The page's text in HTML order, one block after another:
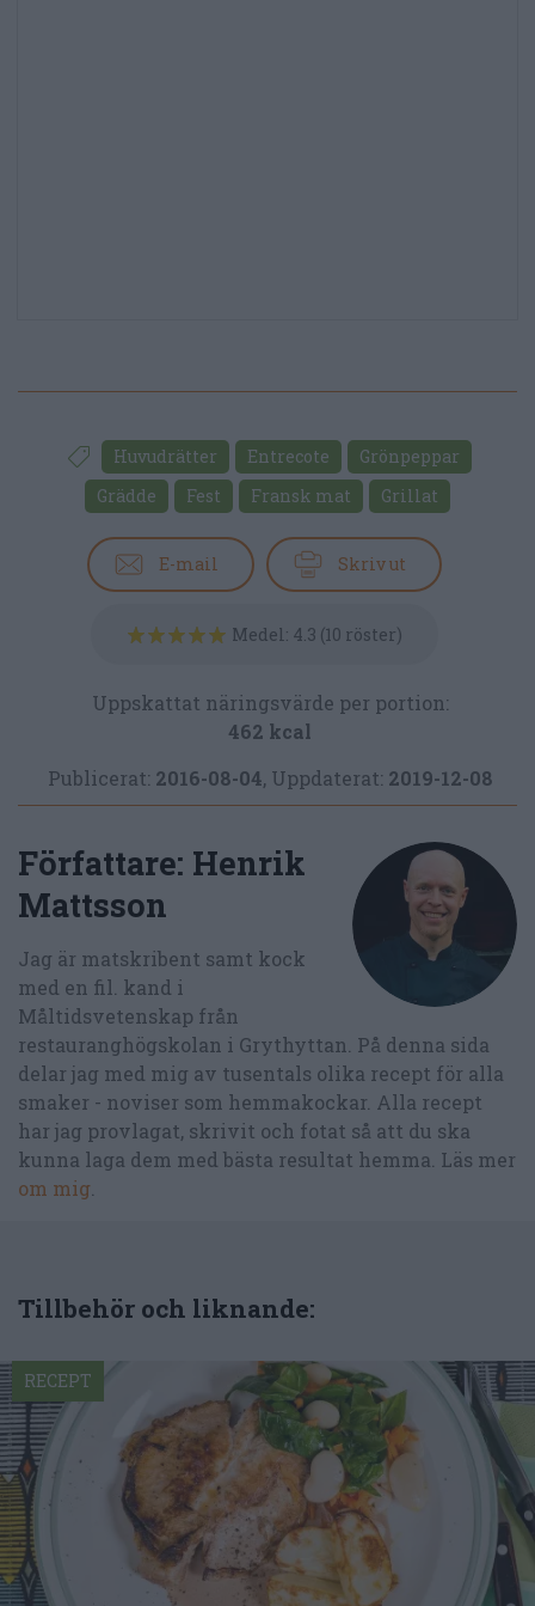
Huvudrätter Entrecote
Grönpeppar
Grädde
Fest Fransk mat Grillat
E-mail Skriv ut
Medel: 4.3 (10 röster)
Uppskattat näringsvärde per portion:
462 kcal
Publicerat: 2016-08-04, Uppdaterat: 2019-12-08
Författare: Henrik
Mattsson
Jag är matskribent samt kock
med en fil. kand i
Måltidsvetenskap från
restauranghögskolan i Grythyttan. På denna sida
delar jag med mig av tusentals olika recept för alla
smaker - noviser som hemmakockar. Alla recept
har jag provlagat, skrivit och fotat så att du ska
kunna laga dem med bästa resultat hemma. Läs mer
om mig.
Tillbehör och liknande:
RECEPT